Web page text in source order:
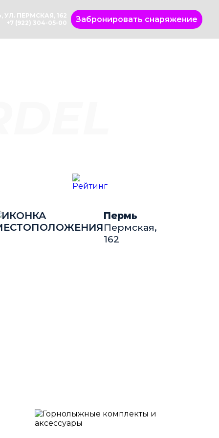
УЛ. ПЕРМСКАЯ, 162
+7 (922) 304-05-00
Забронировать снаряжение
Пермь
Пермская,
162